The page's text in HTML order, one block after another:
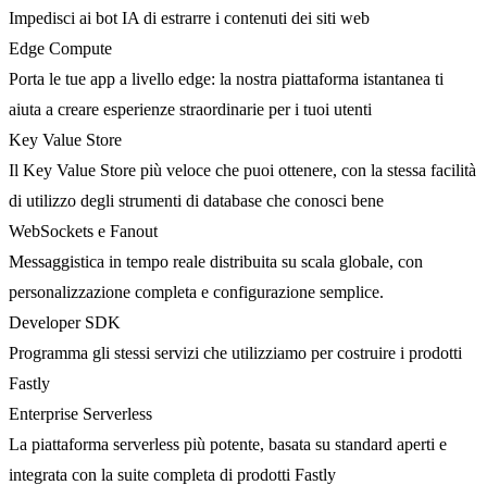
Impedisci ai bot IA di estrarre i contenuti dei siti web
Edge Compute
Porta le tue app a livello edge: la nostra piattaforma istantanea ti
aiuta a creare esperienze straordinarie per i tuoi utenti
Key Value Store
Il Key Value Store più veloce che puoi ottenere, con la stessa facilità
di utilizzo degli strumenti di database che conosci bene
WebSockets e Fanout
Messaggistica in tempo reale distribuita su scala globale, con
personalizzazione completa e configurazione semplice.
Developer SDK
Programma gli stessi servizi che utilizziamo per costruire i prodotti
Fastly
Enterprise Serverless
La piattaforma serverless più potente, basata su standard aperti e
integrata con la suite completa di prodotti Fastly